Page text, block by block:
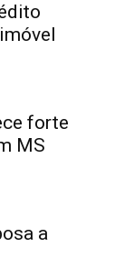
forte
MS
a